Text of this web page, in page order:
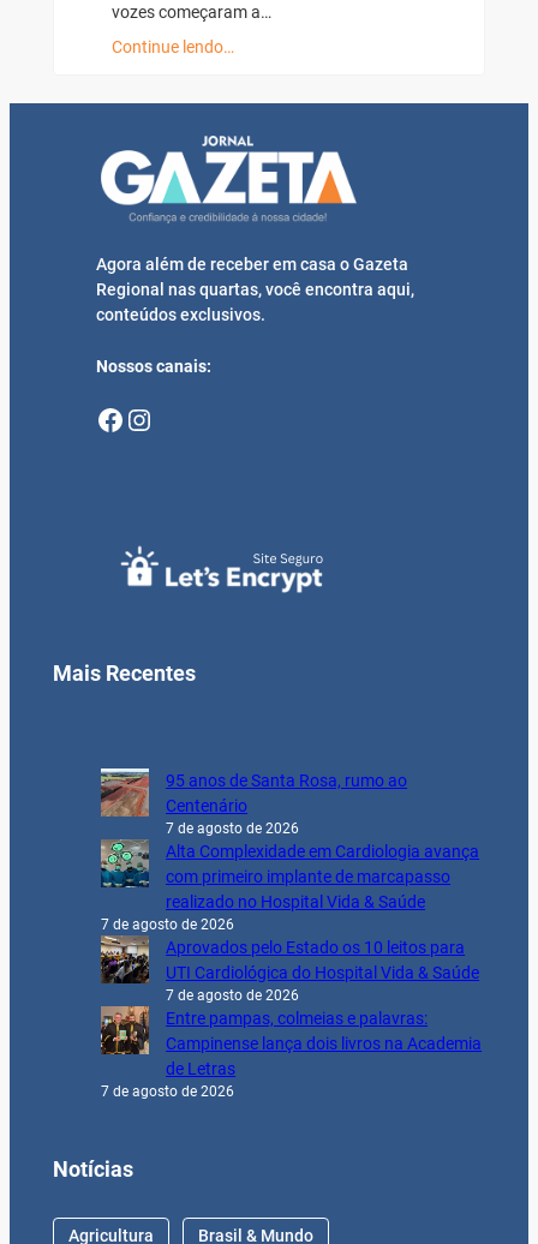
vozes começaram a…
Continue lendo…
Agora além de receber em casa o Gazeta
Regional nas quartas, você encontra aqui,
conteúdos exclusivos.
Nossos canais:
Facebook Instagram
Mais Recentes
95 anos de Santa Rosa, rumo ao
Centenário
7 de agosto de 2026
Alta Complexidade em Cardiologia avança
com primeiro implante de marcapasso
realizado no Hospital Vida & Saúde
7 de agosto de 2026
Aprovados pelo Estado os 10 leitos para
UTI Cardiológica do Hospital Vida & Saúde
7 de agosto de 2026
Entre pampas, colmeias e palavras:
Campinense lança dois livros na Academia
de Letras
7 de agosto de 2026
Notícias
Agricultura Brasil & Mundo